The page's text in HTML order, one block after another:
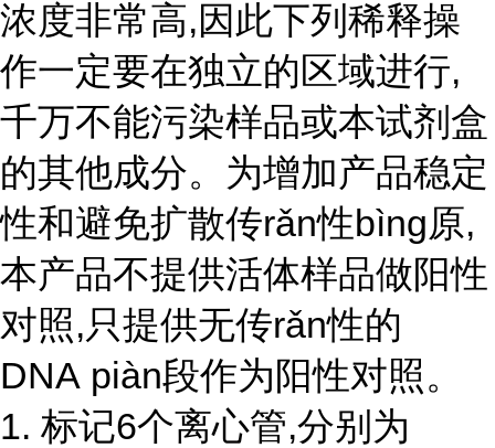
浓度非常高,因此下列稀释操
作一定要在独立的区域进行,
千万不能污染样品或本试剂盒
的其他成分。为增加产品稳定
性和避免扩散传rǎn性bìng原,
本产品不提供活体样品做阳性
对照,只提供无传rǎn性的
DNA piàn段作为阳性对照。
1. 标记6个离心管,分别为